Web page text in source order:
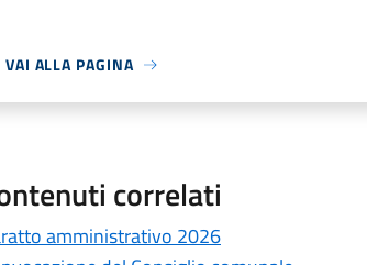
VAI ALLA PAGINA
correlati
amministrativo 2026